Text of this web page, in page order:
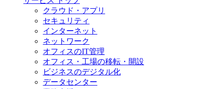
クラウド・アプリ
セキュリティ
インターネット
ネットワーク
オフィスのIT管理
オフィス・工場の移転・開設
ビジネスのデジタル化
データセンター